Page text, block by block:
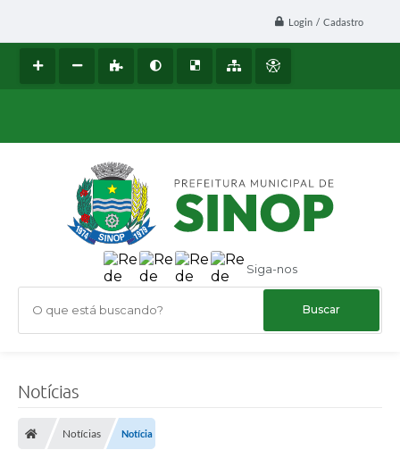
Login / Cadastro
Siga-nos
O que está buscando?
Notícias
Notícias Notícia